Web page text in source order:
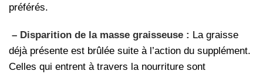
préférés.
– Disparition de la masse graisseuse : La graisse
déjà présente est brûlée suite à l’action du supplément.
Celles qui entrent à travers la nourriture sont